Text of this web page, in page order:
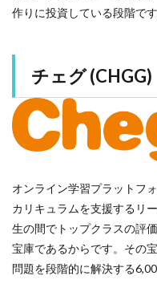
作りに投資している段階です
チェグ (CHGG)
オンライン学習プラットフ
カリキュラムを支援するリ
生の間でトップクラスの評
宝庫であるからです。その
問題を段階的に解決する